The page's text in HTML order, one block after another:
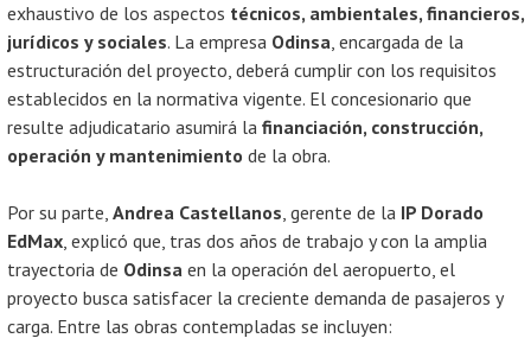
exhaustivo de los aspectos técnicos, ambientales, financieros,
jurídicos y sociales. La empresa Odinsa, encargada de la
estructuración del proyecto, deberá cumplir con los requisitos
establecidos en la normativa vigente. El concesionario que
resulte adjudicatario asumirá la financiación, construcción,
operación y mantenimiento de la obra.
Por su parte, Andrea Castellanos, gerente de la IP Dorado
EdMax, explicó que, tras dos años de trabajo y con la amplia
trayectoria de Odinsa en la operación del aeropuerto, el
proyecto busca satisfacer la creciente demanda de pasajeros y
carga. Entre las obras contempladas se incluyen: